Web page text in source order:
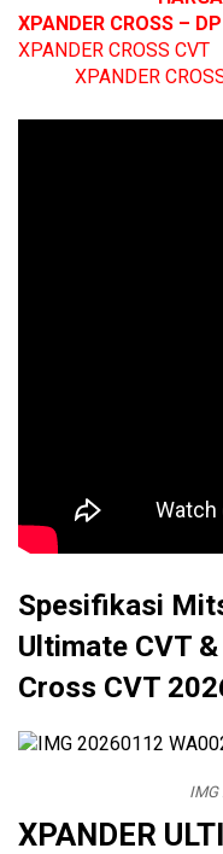
XPANDER CROSS –
XPANDER CROSS CVT
XPANDER
Spesifikasi
Ultimate CVT
Cross CVT
IMG
XPANDER